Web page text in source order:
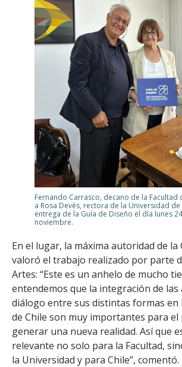
Fernando Carrasco, decano de la Facultad
a Rosa Devés, rectora de la Universidad de
entrega de la Guía de Diseño el día lunes
noviembre.
En el lugar, la máxima autoridad de la
valoró el trabajo realizado por parte
Artes: “Este es un anhelo de mucho
entendemos que la integración de las
diálogo entre sus distintas formas en
de Chile son muy importantes para el
generar una nueva realidad. Así que
relevante no solo para la Facultad,
la Universidad y para Chile”, comentó.